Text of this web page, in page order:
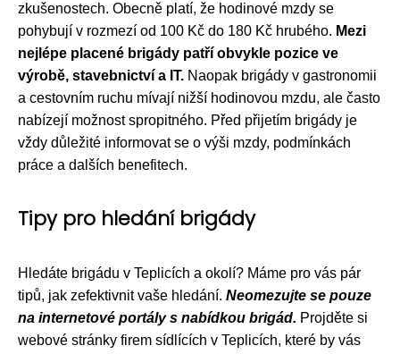
zkušenostech. Obecně platí, že hodinové mzdy se
pohybují v rozmezí od 100 Kč do 180 Kč hrubého. Mezi
nejlépe placené brigády patří obvykle pozice ve
výrobě, stavebnictví a IT. Naopak brigády v gastronomii
a cestovním ruchu mívají nižší hodinovou mzdu, ale často
nabízejí možnost spropitného. Před přijetím brigády je
vždy důležité informovat se o výši mzdy, podmínkách
práce a dalších benefitech.
Tipy pro hledání brigády
Hledáte brigádu v Teplicích a okolí? Máme pro vás pár
tipů, jak zefektivnit vaše hledání. Neomezujte se pouze
na internetové portály s nabídkou brigád. Projděte si
webové stránky firem sídlících v Teplicích, které by vás